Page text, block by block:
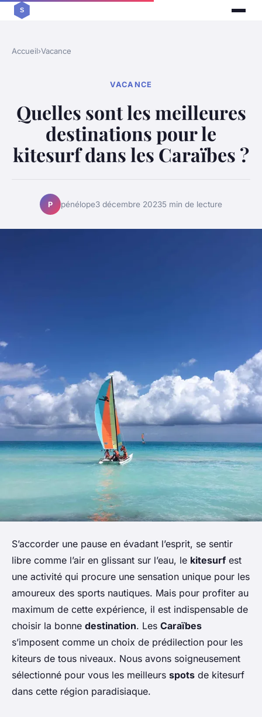
Accueil›Vacance
VACANCE
Quelles sont les meilleures
destinations pour le
kitesurf dans les Caraïbes ?
P pénélope3 décembre 20235 min de lecture
S’accorder une pause en évadant l’esprit, se sentir
libre comme l’air en glissant sur l’eau, le kitesurf est
une activité qui procure une sensation unique pour les
amoureux des sports nautiques. Mais pour profiter au
maximum de cette expérience, il est indispensable de
choisir la bonne destination. Les Caraïbes
s’imposent comme un choix de prédilection pour les
kiteurs de tous niveaux. Nous avons soigneusement
sélectionné pour vous les meilleurs spots de kitesurf
dans cette région paradisiaque.